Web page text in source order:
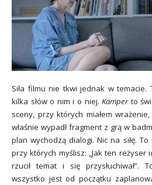
Siła filmu nie tkwi jednak w temacie.
kilka słów o nim i o niej.Kamperto
sceny, przy których miałem
właśnie wypadł fragment z grą w
plan wychodzą dialogi. Nic na siłę.
przy których myślisz: „Jak ten reżyser
rzucił temat i się przysłuchiwał”.
wszystko jest od początku